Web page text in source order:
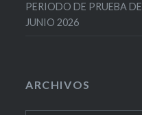
PERIODO DE PRUEBA
JUNIO 2026
ARCHIVOS